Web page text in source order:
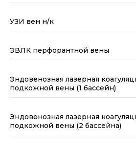
УЗИ вен н/к
ЭВЛК перфорантной вены
Эндовенозная лазерная
подкожной вены (1 бассейн)
Эндовенозная лазерная
подкожной вены (2 бассейна)